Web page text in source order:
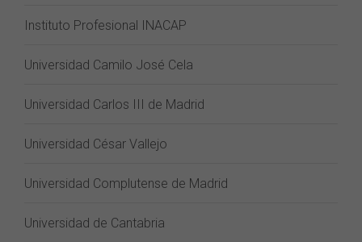
Instituto Profesional INACAP
Universidad Camilo José Cela
Universidad Carlos III de Madrid
Universidad César Vallejo
Universidad Complutense de Madrid
Universidad de Cantabria